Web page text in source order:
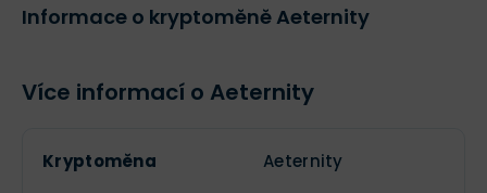
Informace o kryptoměně Aeternity
Více informací o Aeternity
Kryptoměna Aeternity